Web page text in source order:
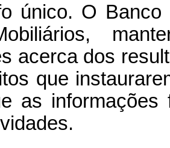
único. O
acerca dos
que
as informações